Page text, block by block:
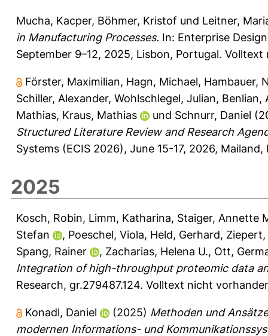
Mucha, Kacper, Böhmer, Kristof und Leitner,
in Manufacturing Processes. In: Enterprise
September 9–12, 2025, Lisbon, Portugal.
Förster, Maximilian, Hagn, Michael, Hambauer,
Schiller, Alexander, Wohlschlegel, Julian, Benlian,
Mathias, Kraus, Mathias und Schnurr, Daniel
Structured Literature Review and Research
Systems (ECIS 2026), June 15-17, 2026, Mailand,
2025
Kosch, Robin, Limm, Katharina, Staiger, Annette
Stefan
, Poeschel, Viola, Held, Gerhard,
Spang, Rainer
, Zacharias, Helena U., Ott,
Integration of high-throughput proteomic data
Research, gr.279487.124. Volltext nicht
Konadl, Daniel (2025) Methoden und
modernen Informations- und